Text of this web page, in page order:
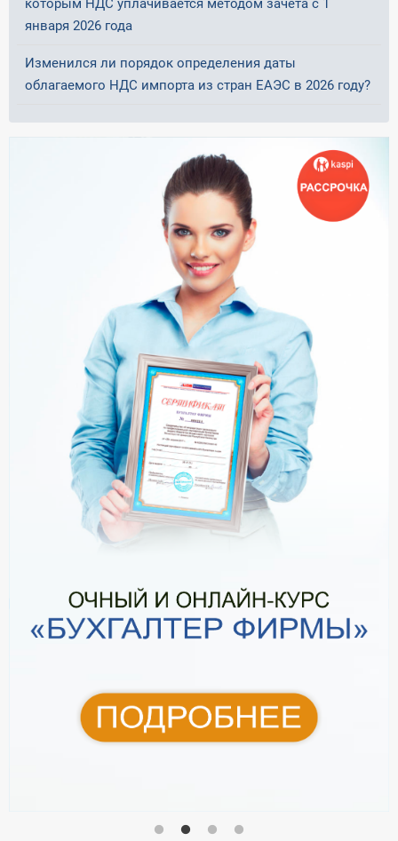
которым НДС уплачивается методом зачета с 1
января 2026 года
Изменился ли порядок определения даты
облагаемого НДС импорта из стран ЕАЭС в 2026 году?